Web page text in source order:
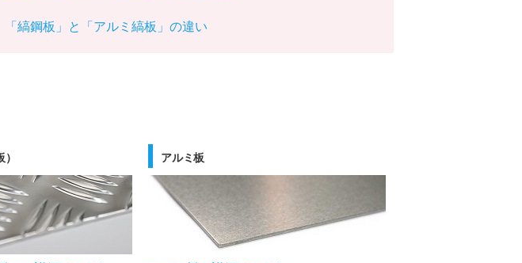
縞鋼板」と「アルミ縞板」の違い
アルミ板